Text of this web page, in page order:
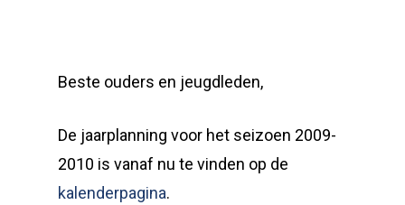
Beste ouders en jeugdleden,
De jaarplanning voor het seizoen 2009-
2010 is vanaf nu te vinden op de
kalenderpagina.